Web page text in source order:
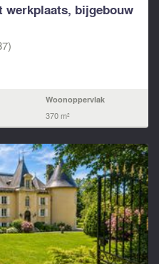
werkplaats, bijgebouw
Woonoppervlak
370 m²